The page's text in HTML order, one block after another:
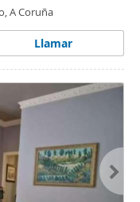
A Coruña
Llamar